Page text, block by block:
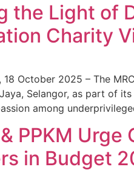
the Light of
Charity
18 October 2025 – The
Selangor, as part of
among
PPKM
in Budget